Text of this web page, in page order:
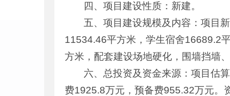
四、项目建设性质：新建。
五、项目建设规模及内容：项目
11534.46平方米，学生宿舍16689.2
方米，配套建设场地硬化，围墙挡墙
六、总投资及资金来源：项目估
费1925.8万元，预备费955.32万元。